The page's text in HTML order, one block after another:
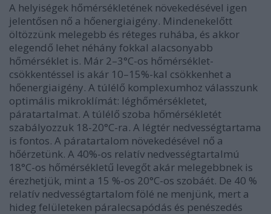
A helyiségek hőmérsékletének növekedésével igen
jelentősen nő a hőenergiaigény. Mindenekelőtt
öltözzünk melegebb és réteges ruhába, és akkor
elegendő lehet néhány fokkal alacsonyabb
hőmérséklet is. Már 2–3°C-os hőmérséklet-
csökkentéssel is akár 10–15%-kal csökkenhet a
hőenergiaigény. A túlélő komplexumhoz válasszunk
optimális mikroklímát: léghőmérsékletet,
páratartalmat. A túlélő szoba hőmérsékletét
szabályozzuk 18-20°C-ra. A légtér nedvességtartama
is fontos. A páratartalom növekedésével nő a
hőérzetünk. A 40%-os relatív nedvességtartalmú
18°C-os hőmérsékletű levegőt akár melegebbnek is
érezhetjük, mint a 15 %-os 20°C-os szobáét. De 40 %
relatív nedvességtartalom fölé ne menjünk, mert a
hideg felületeken páralecsapódás és penészedés